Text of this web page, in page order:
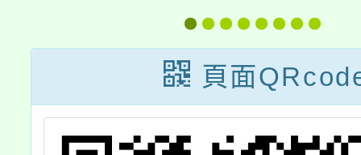
工作坊-臺北場」
科學
招
頁面